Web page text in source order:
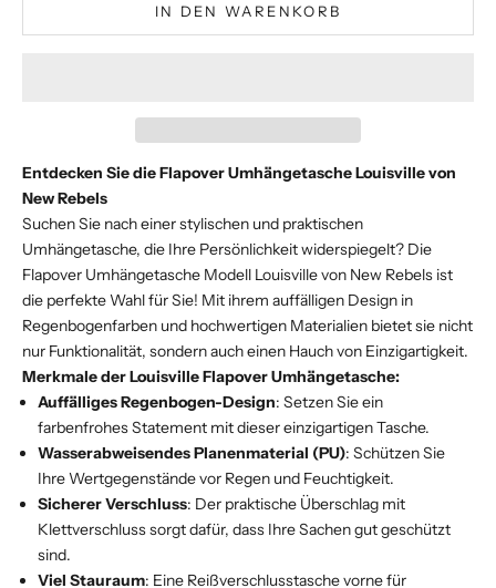
IN DEN WARENKORB
Entdecken Sie die Flapover Umhängetasche Louisville von
New Rebels
Suchen Sie nach einer stylischen und praktischen
Umhängetasche, die Ihre Persönlichkeit widerspiegelt? Die
Flapover Umhängetasche Modell Louisville von New Rebels ist
die perfekte Wahl für Sie! Mit ihrem auffälligen Design in
Regenbogenfarben und hochwertigen Materialien bietet sie nicht
nur Funktionalität, sondern auch einen Hauch von Einzigartigkeit.
Merkmale der Louisville Flapover Umhängetasche:
Auffälliges Regenbogen-Design: Setzen Sie ein
farbenfrohes Statement mit dieser einzigartigen Tasche.
Wasserabweisendes Planenmaterial (PU): Schützen Sie
Ihre Wertgegenstände vor Regen und Feuchtigkeit.
Sicherer Verschluss: Der praktische Überschlag mit
Klettverschluss sorgt dafür, dass Ihre Sachen gut geschützt
sind.
Viel Stauraum: Eine Reißverschlusstasche vorne für